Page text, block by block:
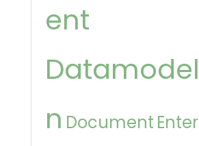
ent
n Document